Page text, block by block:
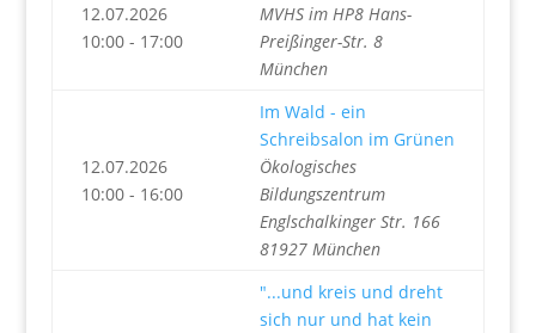
12.07.2026
10:00 - 17:00
MVHS im HP8 Hans-
Preißinger-Str. 8
München
12.07.2026
10:00 - 16:00
Im Wald - ein
Schreibsalon im Grünen
Ökologisches
Bildungszentrum
Englschalkinger Str. 166
81927 München
"...und kreis und dreht
sich nur und hat kein